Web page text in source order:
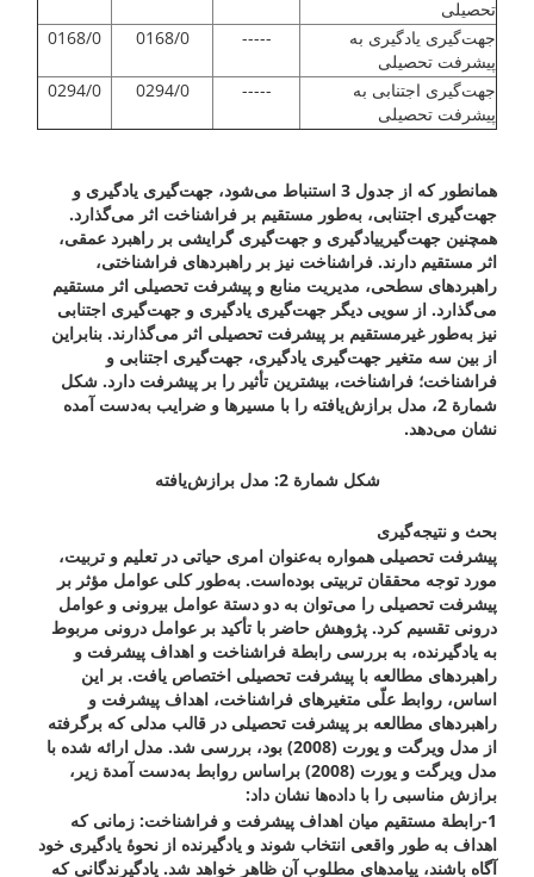
تحصیلی
جهت‌گیری یادگیری به
پیشرفت تحصیلی
-----
0168/0
0168/0
جهت‌گیری اجتنابی به
پیشرفت تحصیلی
-----
0294/0
0294/0
همانطور که از جدول 3 استنباط می‌شود، جهت‌گیری یادگیری و
جهت‌گیری اجتنابی، به‌طور مستقیم بر فراشناخت اثر می‌گذارد.
همچنین جهت‌گیرییادگیری و جهت‌گیری گرایشی بر راهبرد عمقی،
اثر مستقیم دارند. فراشناخت نیز بر راهبردهای فراشناختی،
راهبردهای سطحی، مدیریت منابع و پیشرفت تحصیلی اثر مستقیم
می‌گذارد. از سویی دیگر جهت‌گیری یادگیری و جهت‌گیری اجتنابی
نیز به‌طور غیرمستقیم بر پیشرفت تحصیلی اثر می‌گذارند. بنابراین
از بین سه متغیر جهت‌‌گیری یادگیری، جهت‌گیری اجتنابی و
فراشناخت؛ فراشناخت، بیشترین تأثیر را بر پیشرفت دارد. شکل
شمارة 2، مدل برازش‌یافته را با مسیرها و ضرایب به‌دست آمده
نشان می‌دهد.
شکل شمارة 2: مدل برازش‌یافته
بحث و نتیجه‌‌گیری
پیشرفت تحصیلی همواره به‌عنوان امری حیاتی در تعلیم و تربیت،
مورد توجه محققان تربیتی بوده‌است. به‌طور کلی عوامل مؤثر بر
پیشرفت تحصیلی را می‌توان به دو دستة عوامل بیرونی و عوامل
درونی تقسیم کرد. پژوهش حاضر با تأکید بر عوامل درونی مربوط
به یادگیرنده، به بررسی رابطة فراشناخت و اهداف پیشرفت و
راهبردهای مطالعه با پیشرفت تحصیلی اختصاص یافت. بر این
اساس، روابط علّی متغیرهای فراشناخت، اهداف پیشرفت و
راهبردهای مطالعه بر پیشرفت تحصیلی در قالب مدلی که برگرفته
از مدل ویرگت و یورت (2008) بود، بررسی شد. مدل ارائه شده با
مدل ویرگت و یورت (2008) براساس روابط به‌دست آمدة زیر،
برازش مناسبی را با داده‌ها نشان داد:
1-رابطة مستقیم میان اهداف پیشرفت و فراشناخت: زمانی که
اهداف به طور واقعی انتخاب شوند و یادگیرنده از نحوۀ یادگیری خود
آگاه باشند، پیامدهای مطلوب آن ظاهر خواهد شد. یادگیرندگانی که